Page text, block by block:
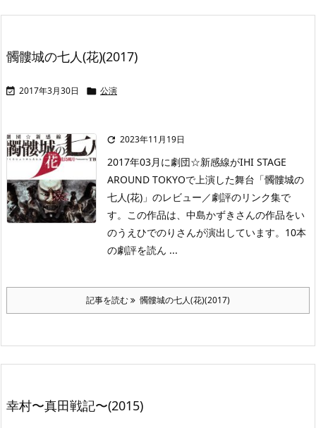
髑髏城の七人(花)(2017)
 2017年3月30日  公演
 2023年11月19日
2017年03月に劇団☆新感線がIHI STAGE
AROUND TOKYOで上演した舞台「髑髏城の
七人(花)」のレビュー／劇評のリンク集で
す。この作品は、中島かずきさんの作品をい
のうえひでのりさんが演出しています。10本
の劇評を読ん ...
記事を読む 髑髏城の七人(花)(2017)
幸村〜真田戦記〜(2015)